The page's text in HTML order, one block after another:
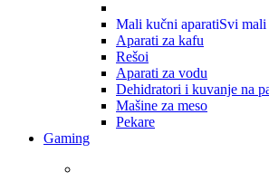
Mali kučni aparatiSvi mali
Aparati za kafu
Rešoi
Aparati za vodu
Dehidratori i kuvanje na
Mašine za meso
Pekare
Gaming